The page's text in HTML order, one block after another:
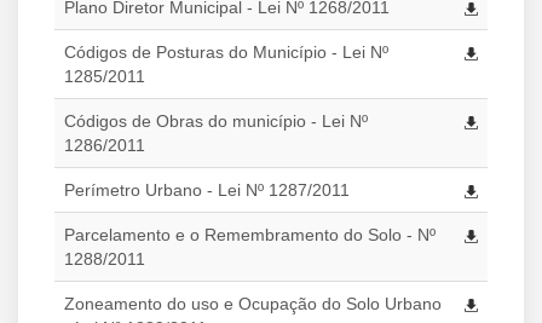
Plano Diretor Municipal - Lei Nº 1268/2011
Códigos de Posturas do Município - Lei Nº
1285/2011
Códigos de Obras do município - Lei Nº
1286/2011
Perímetro Urbano - Lei Nº 1287/2011
Parcelamento e o Remembramento do Solo - Nº
1288/2011
Zoneamento do uso e Ocupação do Solo Urbano